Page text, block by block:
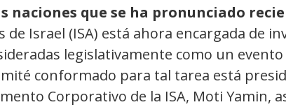
naciones que se ha pronunciado
de Israel (ISA) está ahora encargada de
legislativamente como un
conformado para tal tarea está
Corporativo de la ISA, Moti Yamin,